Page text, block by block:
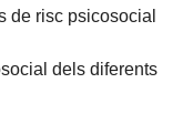
de risc psicosocial
dels diferents